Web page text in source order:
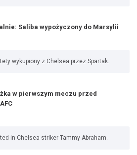
Saliba wypożyczony do Marsylii
wykupiony z Chelsea przez Spartak.
w pierwszym meczu przed
in Chelsea striker Tammy Abraham.